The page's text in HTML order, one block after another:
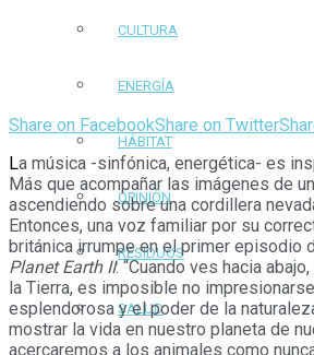
CULTURA
ENERGÍA
HÁBITAT
OPINIÓN
RESIDUOS
SALUD
Share on FacebookShare on Twitter
La música -sinfónica, energética- es
Más que acompañar las imágenes de
ascendiendo sobre una cordillera
Entonces, una voz familiar por su
británica irrumpe en el primer episodio
Planet Earth II: “Cuando ves hacia
la Tierra, es imposible no
esplendorosa y el poder de la
mostrar la vida en nuestro planeta de
acercaremos a los animales como